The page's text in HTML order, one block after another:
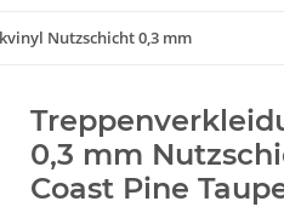
Nutzschicht 0,3 mm
0,3 mm
Coast Pine